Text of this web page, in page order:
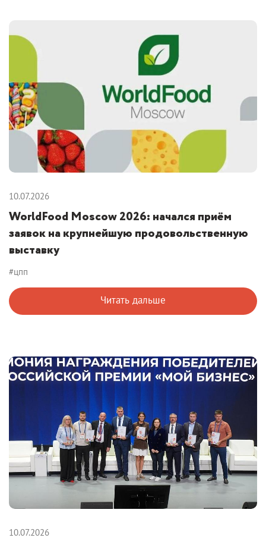
10.07.2026
WorldFood Moscow 2026: начался приём
заявок на крупнейшую продовольственную
выставку
#цпп
Читать дальше
10.07.2026